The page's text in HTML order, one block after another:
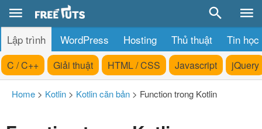
Lập trình WordPress Hosting Thủ thuật Tin học
C / C++ Giải thuật HTML / CSS Javascript jQuery
Home > Kotlin > Kotlin căn bản > Function trong Kotlin